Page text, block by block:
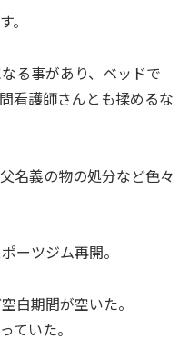
。
る事があり、ベッドで
看護師さんとも揉めるな
名義の物の処分など色々
ーツジム再開。
白期間が空いた。
ていた。